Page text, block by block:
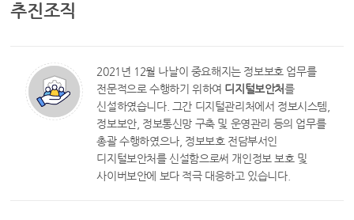
추진조직
2021년 12월 나날이 중요해지는 정보보호 업무를
전문적으로 수행하기 위하여 디지털보안처를
신설하였습니다. 그간 디지털관리처에서 정보시스템,
정보보안, 정보통신망 구축 및 운영관리 등의 업무를
총괄 수행하였으나, 정보보호 전담부서인
디지털보안처를 신설함으로써 개인정보 보호 및
사이버보안에 보다 적극 대응하고 있습니다.